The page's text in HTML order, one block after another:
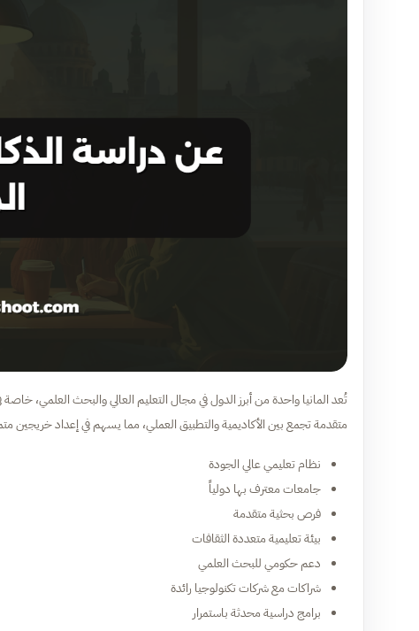
تُعد المانيا واحدة من أبرز الدول في مجال التعليم العالي والبحث العلمي، خاصة
متقدمة تجمع بين الأكاديمية والتطبيق العملي، مما يسهم في إعداد خريجين
نظام تعليمي عالي الجودة
جامعات معترف بها دولياً
فرص بحثية متقدمة
بيئة تعليمية متعددة الثقافات
دعم حكومي للبحث العلمي
شراكات مع شركات تكنولوجيا رائدة
برامج دراسية محدثة باستمرار